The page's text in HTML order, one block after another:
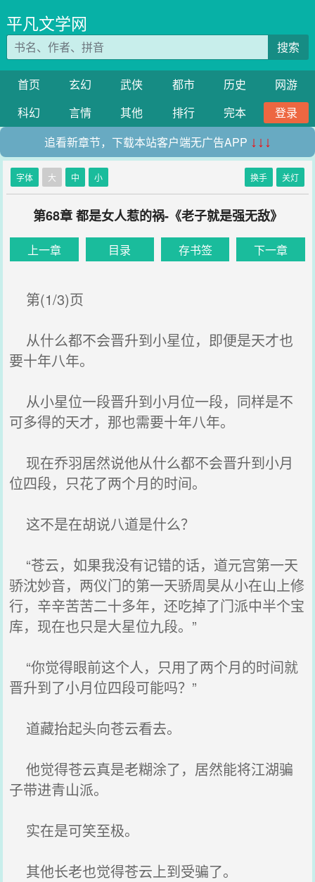
平凡文学网
搜索
首页 玄幻 武侠 都市 历史
网游
科幻
言情 其他 排行 完本
登录
追看新章节，下载本站客户端无广告APP ↓↓↓
字体 大 中 小 换手 关灯
第68章 都是女人惹的祸-《老子就是强无敌》
上一章 目录 存书签 下一章
第(1/3)页
从什么都不会晋升到小星位，即便是天才也
要十年八年。
从小星位一段晋升到小月位一段，同样是不
可多得的天才，那也需要十年八年。
现在乔羽居然说他从什么都不会晋升到小月
位四段，只花了两个月的时间。
这不是在胡说八道是什么？
“苍云，如果我没有记错的话，道元宫第一天
骄沈妙音，两仪门的第一天骄周昊从小在山上修
行，辛辛苦苦二十多年，还吃掉了门派中半个宝
库，现在也只是大星位九段。”
“你觉得眼前这个人，只用了两个月的时间就
晋升到了小月位四段可能吗？”
道藏抬起头向苍云看去。
他觉得苍云真是老糊涂了，居然能将江湖骗
子带进青山派。
实在是可笑至极。
其他长老也觉得苍云上到受骗了。